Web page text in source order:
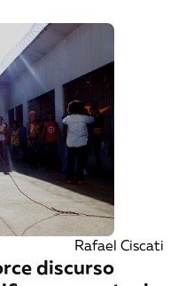
quem defende
Para continuar,
doação!
Rafael Ciscati
discurso